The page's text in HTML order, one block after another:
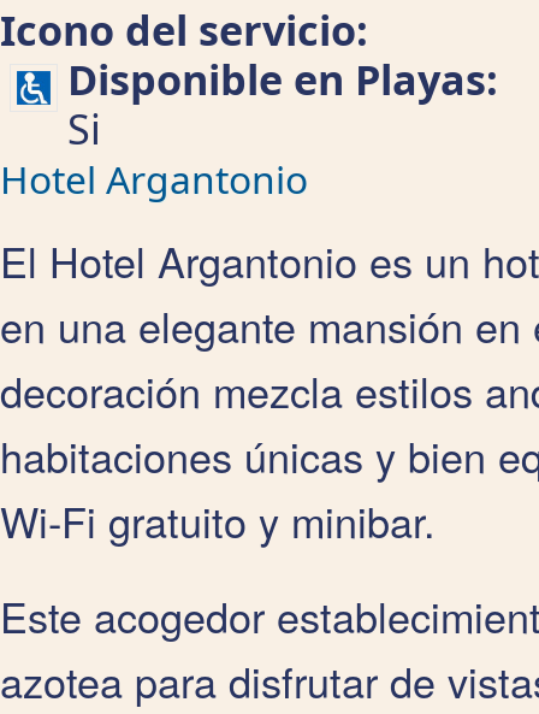
Icono del servicio:
Disponible en Playas:
Si
Hotel Argantonio
El Hotel Argantonio es un
en una elegante mansión
decoración mezcla estilos
habitaciones únicas y bien
Wi-Fi gratuito y minibar.
Este acogedor
azotea para disfrutar de